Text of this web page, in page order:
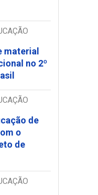
material
no 2º
de
o
de